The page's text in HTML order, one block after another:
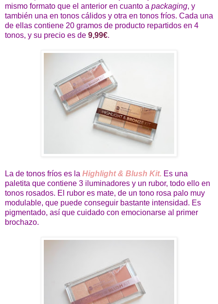
mismo formato que el anterior en cuanto a packaging, y
también una en tonos cálidos y otra en tonos fríos. Cada una
de ellas contiene 20 gramos de producto repartidos en 4
tonos, y su precio es de 9,99€.
La de tonos fríos es la Highlight & Blush Kit. Es una
paletita que contiene 3 iluminadores y un rubor, todo ello en
tonos rosados. El rubor es mate, de un tono rosa palo muy
modulable, que puede conseguir bastante intensidad. Es
pigmentado, así que cuidado con emocionarse al primer
brochazo.